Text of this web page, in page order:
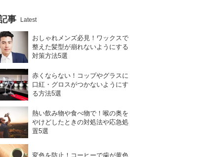
事 Latest
おしゃれメンズ必見！ワックスで
整えた髪型が崩れないようにする
対策方法5選
赤くならない！コップやグラスに
口紅・グロスがつかないようにす
る方法5選
熱い飲み物や食べ物で！喉の奥を
やけどしたときの対処法や応急処
置5選
変色を防止！コーヒーで歯が黄色